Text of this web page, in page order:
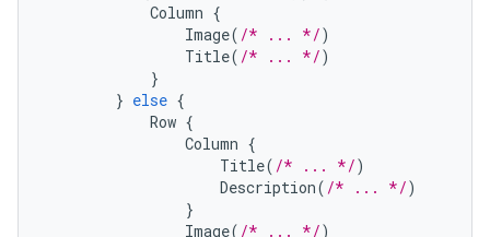
Column {
Image( /* ... */)
Title( /* ... */)
}
} else {
Row {
Column {
Title( /* ... */)
Description( /* ... */)
}
Image( /* ... */)